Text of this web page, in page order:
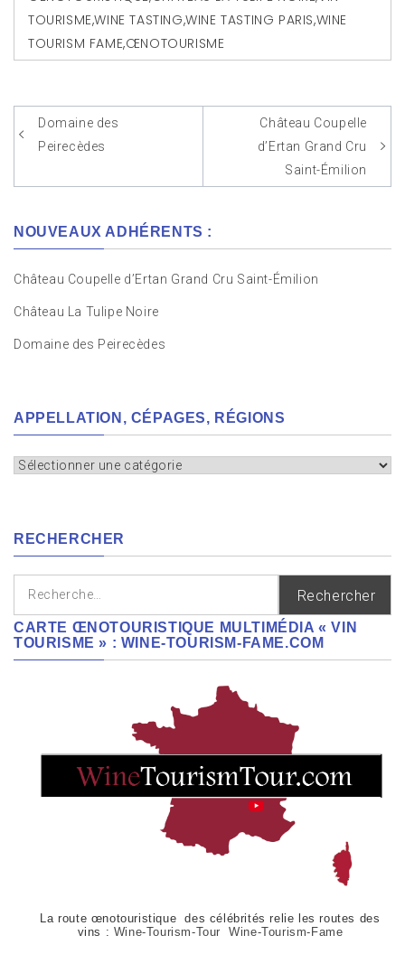
TOURISME,WINE TASTING,WINE TASTING PARIS,WINE
TOURISM FAME,ŒNOTOURISME
Navigation
l’article
Domaine des
Peirecèdes
Château Coupelle
d’Ertan Grand Cru
Saint-Émilion
NOUVEAUX ADHÉRENTS :
Château Coupelle d’Ertan Grand Cru Saint-Émilion
Château La Tulipe Noire
Domaine des Peirecèdes
APPELLATION, CÉPAGES, RÉGIONS
Appellation,
RECHERCHER
Rechercher :
CARTE ŒNOTOURISTIQUE MULTIMÉDIA « VIN
TOURISME » : WINE-TOURISM-FAME.COM
La route œnotouristique des célébrités relie les routes des
vins : Wine-Tourism-Tour Wine-Tourism-Fame